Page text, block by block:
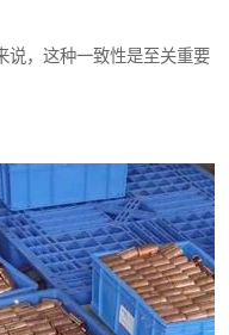
说，这种一致性是至关重要